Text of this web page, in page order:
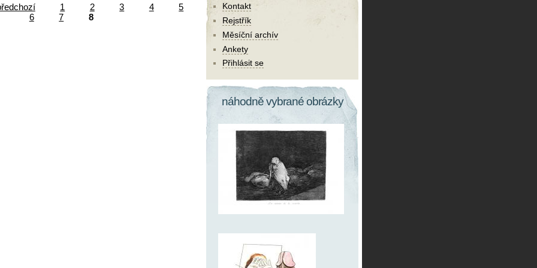
1 2 3 4
5
6
7 8
Kontakt
Rejstřík
Měsíční archív
Ankety
Přihlásit se
náhodně vybrané obrázky